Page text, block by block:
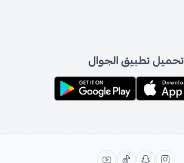
تحميل تطبيق الجوال